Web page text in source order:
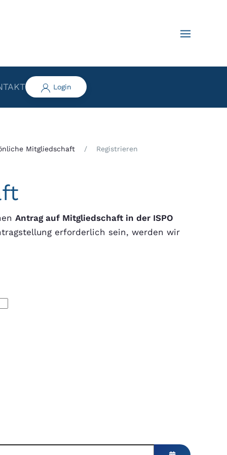
Login
Mitgliedschaft Registrieren
Antrag auf Mitgliedschaft in der ISPO
erforderlich sein, werden wir